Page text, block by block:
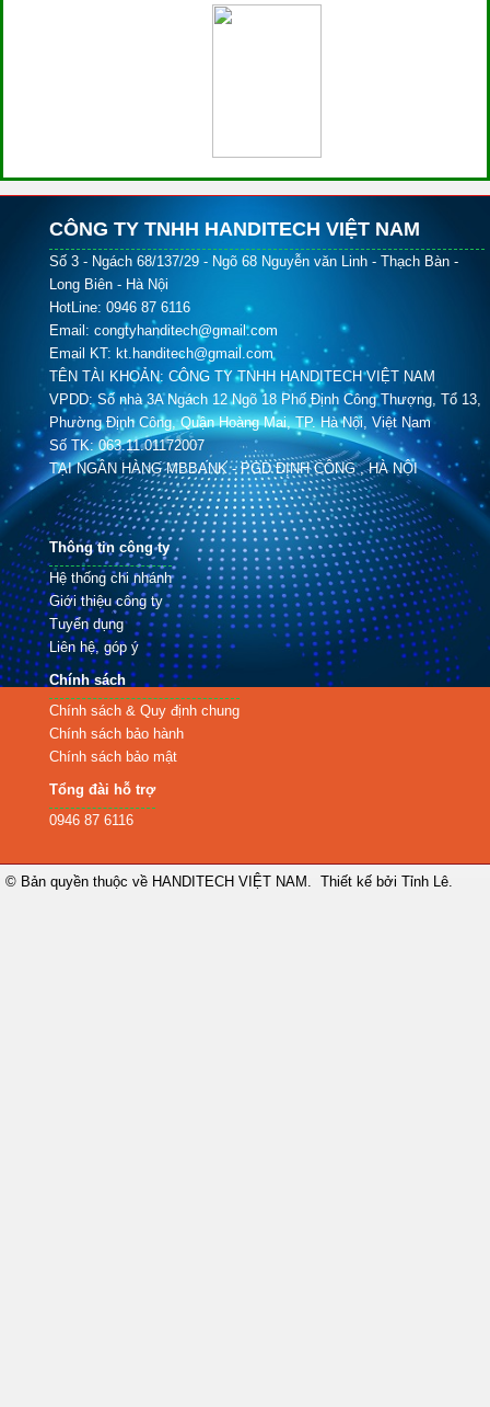
CÔNG TY TNHH HANDITECH VIỆT NAM
Số 3 - Ngách 68/137/29 - Ngõ 68 Nguyễn văn Linh - Thạch Bàn -
Long Biên - Hà Nội
HotLine: 0946 87 6116
Email: congtyhanditech@gmail.com
Email KT: kt.handitech@gmail.com
TÊN TÀI KHOẢN: CÔNG TY TNHH HANDITECH VIỆT NAM
VPDD: Số nhà 3A Ngách 12 Ngõ 18 Phố Định Công Thượng, Tổ 13,
Phường Định Công, Quận Hoàng Mai, TP. Hà Nội, Việt Nam
Số TK: 063.11.01172007
TẠI NGÂN HÀNG MBBANK - PGD ĐỊNH CÔNG , HÀ NỘI
Thông tin công ty
Hệ thống chi nhánh
Giới thiệu công ty
Tuyển dụng
Liên hệ, góp ý
Chính sách
Chính sách & Quy định chung
Chính sách bảo hành
Chính sách bảo mật
Tổng đài hỗ trợ
0946 87 6116
© Bản quyền thuộc về HANDITECH VIỆT NAM Thiết kế bởi Tỉnh Lê.